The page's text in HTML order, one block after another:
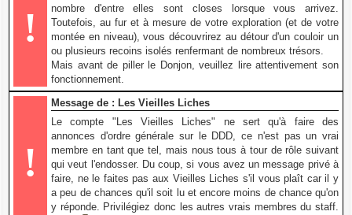
!
nombre d'entre elles sont closes lorsque vous arrivez.
Toutefois, au fur et à mesure de votre exploration (et de votre
montée en niveau), vous découvrirez au détour d'un couloir un
ou plusieurs recoins isolés renfermant de nombreux trésors.
Mais avant de piller le Donjon, veuillez lire attentivement son
fonctionnement.
!
Message de : Les Vieilles Liches
Le compte "Les Vieilles Liches" ne sert qu'à faire des
annonces d'ordre générale sur le DDD, ce n'est pas un vrai
membre en tant que tel, mais nous tous à tour de rôle suivant
qui veut l'endosser. Du coup, si vous avez un message privé à
faire, ne le faites pas aux Vieilles Liches s'il vous plaît car il y
a peu de chances qu'il soit lu et encore moins de chance qu'on
y réponde. Privilégiez donc les autres vrais membres du staff.